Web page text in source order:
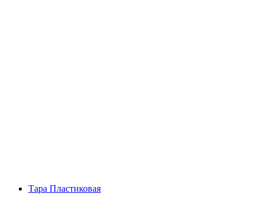
Тара Пластиковая